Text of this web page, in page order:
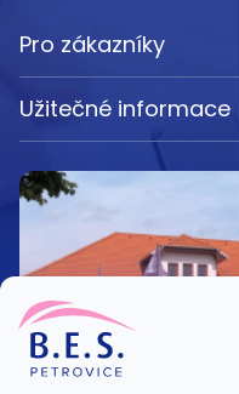
Pro zákazníky
Užitečné informace